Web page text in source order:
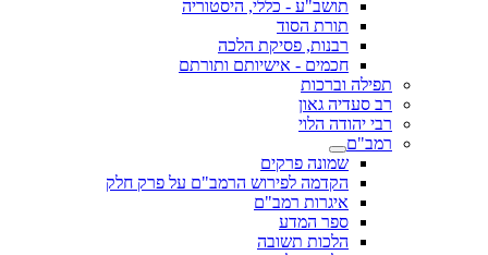
תושב"ע - כללי, היסטוריה
תורת הסוד
רבנות, פסיקת הלכה
חכמים - אישיותם ותורתם
תפילה וברכות
רב סעדיה גאון
רבי יהודה הלוי
רמב"ם
שמונה פרקים
הקדמה לפירוש הרמב"ם על פרק חלק
איגרות רמב"ם
ספר המדע
הלכות תשובה